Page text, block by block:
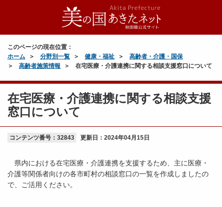
このページの現在位置：
ホーム
分野別一覧 健康・福祉
高齢者・介護・国保
高齢者施策情報
在宅医療・介護連携に関する相談支援窓口について
在宅医療・介護連携に関する相談支援
窓口について
コンテンツ番号：32843 更新日： 2024年04月15日
県内における在宅医療・介護連携を支援するため、主に医療・
介護等関係者向けの各市町村の相談窓口の一覧を作成しましたの
で、ご活用ください。